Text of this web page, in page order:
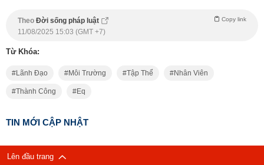
Theo Đời sống pháp luật Copy link
11/08/2025 15:03 (GMT +7)
Từ Khóa:
Lãnh Đạo Môi Trường Tập Thể Nhân Viên
Thành Công Eq
TIN MỚI CẬP NHẬT
Lên đầu trang